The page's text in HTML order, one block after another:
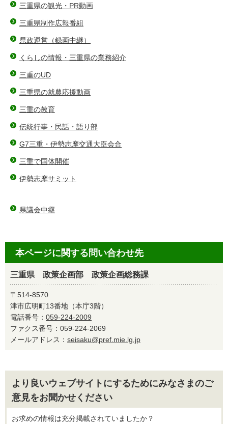
三重県の観光・PR動画
三重県制作広報番組
県政運営（録画中継）
くらしの情報・三重県の業務紹介
三重のUD
三重県の就農応援動画
三重の教育
伝統行事・民話・語り部
G7三重・伊勢志摩交通大臣会合
三重で国体開催
伊勢志摩サミット
県議会中継
本ページに関する問い合わせ先
三重県 政策企画部 政策企画総務課
〒514-8570
津市広明町13番地（本庁3階）
電話番号： 059-224-2009
ファクス番号：059-224-2069
メールアドレス： seisaku@pref.mie.lg.jp
より良いウェブサイトにするためにみなさまのご
意見をお聞かせください
お求めの情報は充分掲載されていましたか？